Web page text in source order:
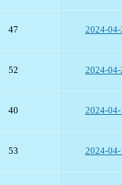
47 2024-
52 2024-
40 2024-
53 2024-